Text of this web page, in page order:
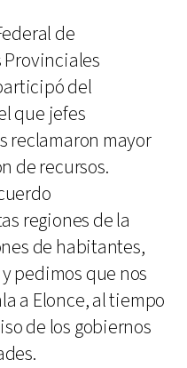
de
del
que jefes
reclamaron mayor
de recursos.
regiones de la
de habitantes,
pedimos que nos
a Elonce, al tiempo
de los gobiernos